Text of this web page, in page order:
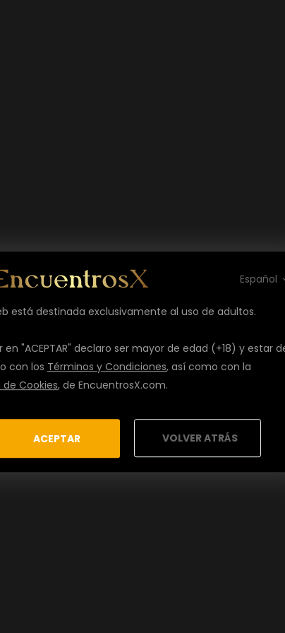
Español
está destinada exclusivamente al uso de adultos.
en "ACEPTAR" declaro ser mayor de edad (+18) y estar
con los Términos y Condiciones, así como con la
Cookies, de EncuentrosX.com.
ACEPTAR VOLVER ATRÁS